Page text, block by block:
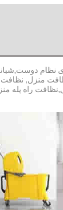
تخفیف بیمه رایگان,09196351909-
منزل,
راه پله